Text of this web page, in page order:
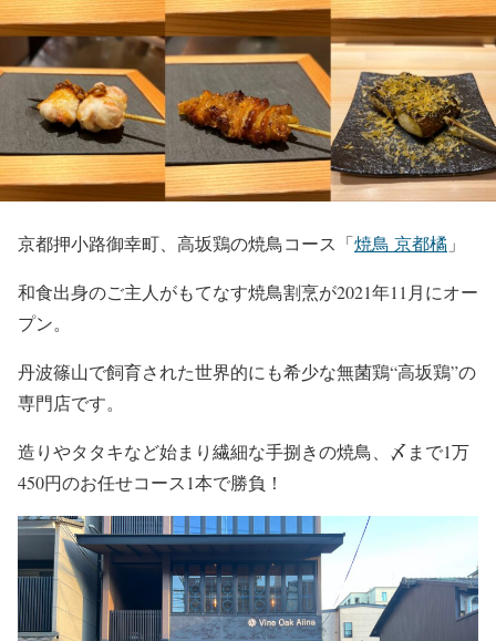
京都押小路御幸町、高坂鶏の焼鳥コース「焼鳥 京都橘 」
和食出身のご主人がもてなす焼鳥割烹が2021年11月にオー
プン。
丹波篠山で飼育された世界的にも希少な無菌鶏“高坂鶏”の
専門店です。
造りやタタキなど始まり繊細な手捌きの焼鳥、〆まで1万
450円のお任せコース1本で勝負！